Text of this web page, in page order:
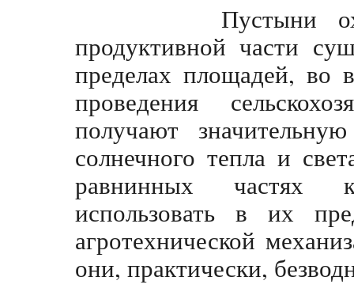
Пустыни
продуктивной части
пределах площадей, во
проведения
получают
солнечного тепла и
равнинных частях
использовать в их
агротехнической
они, практически,